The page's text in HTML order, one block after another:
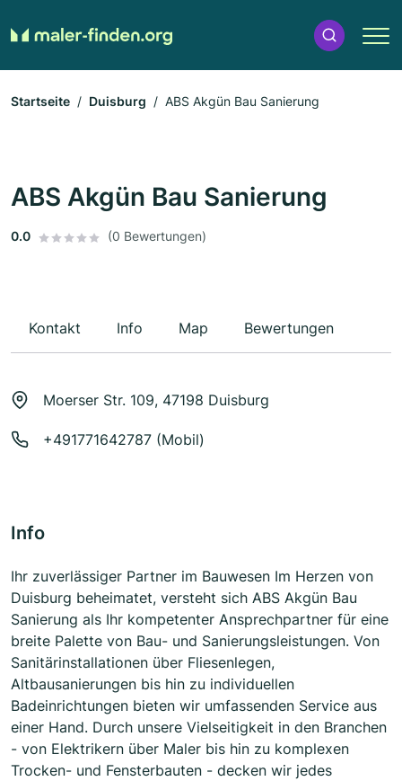
Startseite Duisburg ABS Akgün Bau Sanierung
ABS Akgün Bau Sanierung
0.0 (0 Bewertungen)
Kontakt Info Map Bewertungen
Moerser Str. 109, 47198 Duisburg
+491771642787 (Mobil)
Info
Ihr zuverlässiger Partner im Bauwesen Im Herzen von
Duisburg beheimatet, versteht sich ABS Akgün Bau
Sanierung als Ihr kompetenter Ansprechpartner für eine
breite Palette von Bau- und Sanierungsleistungen. Von
Sanitärinstallationen über Fliesenlegen,
Altbausanierungen bis hin zu individuellen
Badeinrichtungen bieten wir umfassenden Service aus
einer Hand. Durch unsere Vielseitigkeit in den Branchen
- von Elektrikern über Maler bis hin zu komplexen
Trocken- und Fensterbauten - decken wir jedes